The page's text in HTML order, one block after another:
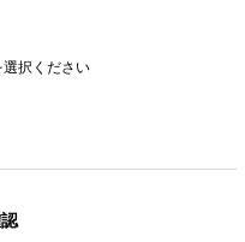
択ください